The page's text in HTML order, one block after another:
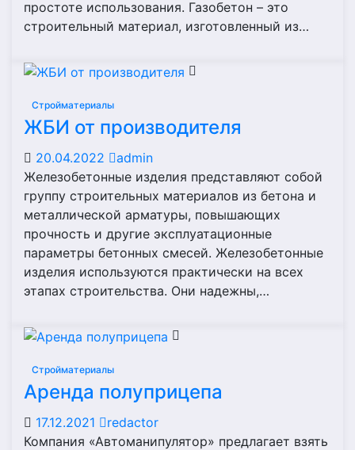
простоте использования. Газобетон – это
строительный материал, изготовленный из…
Стройматериалы
ЖБИ от производителя
20.04.2022
admin
Железобетонные изделия представляют собой
группу строительных материалов из бетона и
металлической арматуры, повышающих
прочность и другие эксплуатационные
параметры бетонных смесей. Железобетонные
изделия используются практически на всех
этапах строительства. Они надежны,…
Стройматериалы
Аренда полуприцепа
17.12.2021
redactor
Компания «Автоманипулятор» предлагает взять